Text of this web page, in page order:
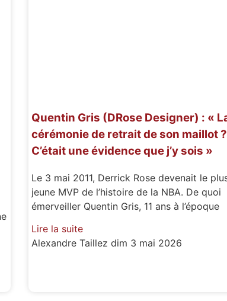
Quentin Gris (DRose Designer) : «
cérémonie de retrait de son maillot ?
C’était une évidence que j’y sois »
Le 3 mai 2011, Derrick Rose devenait le
jeune MVP de l’histoire de la NBA. De quoi
émerveiller Quentin Gris, 11 ans à l’époque
Lire la suite
Alexandre Taillezdim 3 mai 2026